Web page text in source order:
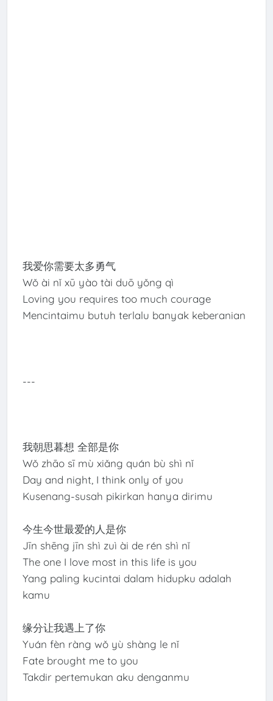
我爱你需要太多勇气
Wǒ ài nǐ xū yào tài duō yǒng qì
Loving you requires too much courage
Mencintaimu butuh terlalu banyak keberanian
---
我朝思暮想 全部是你
Wǒ zhāo sī mù xiǎng quán bù shì nǐ
Day and night, I think only of you
Kusenang-susah pikirkan hanya dirimu
今生今世最爱的人是你
Jīn shēng jīn shì zuì ài de rén shì nǐ
The one I love most in this life is you
Yang paling kucintai dalam hidupku adalah
kamu
缘分让我遇上了你
Yuán fèn ràng wǒ yù shàng le nǐ
Fate brought me to you
Takdir pertemukan aku denganmu